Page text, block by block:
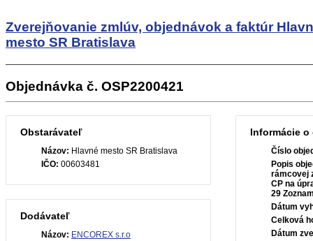
Zverejňovanie zmlúv, objednávok a faktúr
mesto SR Bratislava
Objednávka č. OSP2200421
Obstarávateľ
Názov: Hlavné mesto SR Bratislava
IČO: 00603481
Dodávateľ
Názov: ENCOREX s.r.o
Informácie
Číslo
Popis
rámcovej
CP na
29
Dátum
Celková
Dátum